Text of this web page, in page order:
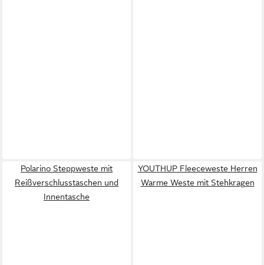
Polarino Steppweste mit
Reißverschlusstaschen und
Innentasche
YOUTHUP Fleeceweste Herren
Warme Weste mit Stehkragen